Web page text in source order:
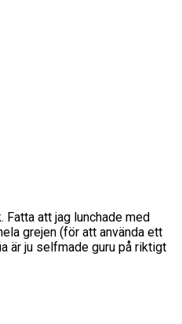
Fatta att jag lunchade med
grejen (för att använda ett
är ju selfmade guru på riktigt